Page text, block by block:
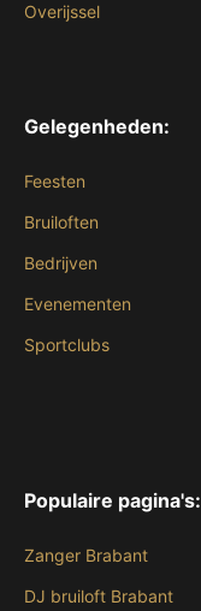
Overijssel
Gelegenheden:
Feesten
Bruiloften
Bedrijven
Evenementen
Sportclubs
Populaire pagina's:
Zanger Brabant
DJ bruiloft Brabant